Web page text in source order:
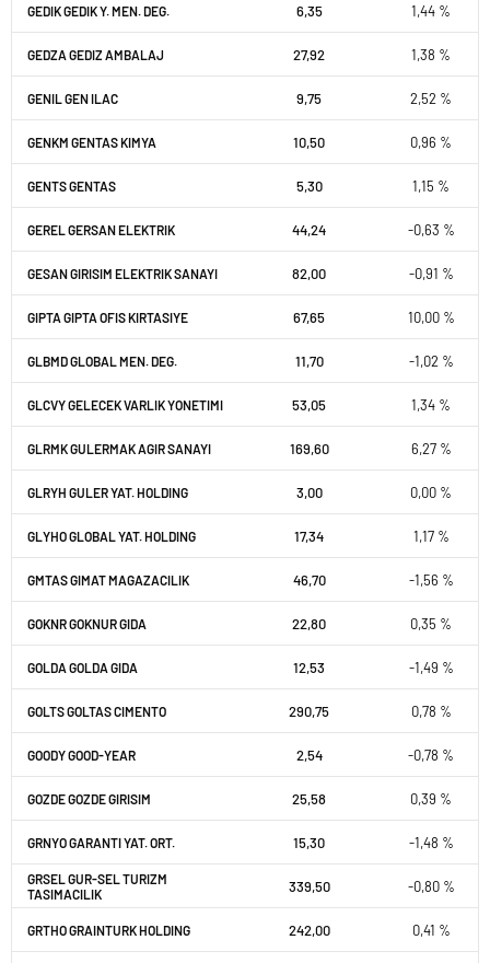
GEDIK GEDIK Y. MEN. DEG. 6,35 1,44 %
GEDZA GEDIZ AMBALAJ 27,92 1,38 %
GENIL GEN ILAC 9,75 2,52 %
GENKM GENTAS KIMYA 10,50 0,96 %
GENTS GENTAS 5,30 1,15 %
GEREL GERSAN ELEKTRIK 44,24 -0,63 %
GESAN GIRISIM ELEKTRIK SANAYI 82,00 -0,91 %
GIPTA GIPTA OFIS KIRTASIYE 67,65 10,00 %
GLBMD GLOBAL MEN. DEG. 11,70 -1,02 %
GLCVY GELECEK VARLIK YONETIMI 53,05 1,34 %
GLRMK GULERMAK AGIR SANAYI 169,60 6,27 %
GLRYH GULER YAT. HOLDING 3,00 0,00 %
GLYHO GLOBAL YAT. HOLDING 17,34 1,17 %
GMTAS GIMAT MAGAZACILIK 46,70 -1,56 %
GOKNR GOKNUR GIDA 22,80 0,35 %
GOLDA GOLDA GIDA 12,53 -1,49 %
GOLTS GOLTAS CIMENTO 290,75 0,78 %
GOODY GOOD-YEAR 2,54 -0,78 %
GOZDE GOZDE GIRISIM 25,58 0,39 %
GRNYO GARANTI YAT. ORT. 15,30 -1,48 %
GRSEL GUR-SEL TURIZM
TASIMACILIK
339,50 -0,80 %
GRTHO GRAINTURK HOLDING 242,00 0,41 %